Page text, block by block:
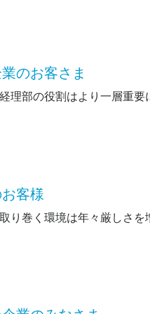
業のお客さま
理部の役割はより一層重
お客様
り巻く環境は年々厳しさ